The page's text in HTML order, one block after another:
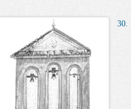
30.